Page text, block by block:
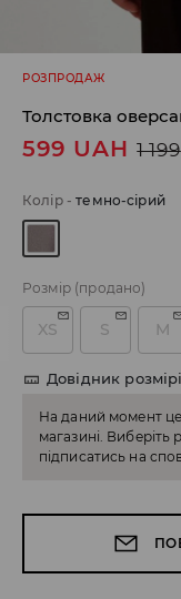
РОЗПРОДАЖ
Толстовка
599 UAH 1 199
Колір-темно-сірий
Розмір (продано)
XS S M
Довідник
На даний момент
магазині. Виберіть
підписатись на